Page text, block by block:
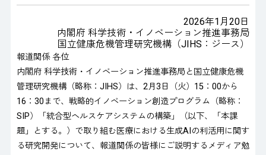
2026年1月20日
内閣府 科学技術・イノベーション推進事務局
国立健康危機管理研究機構（JIHS：ジース）
報道関係 各位
内閣府 科学技術・イノベーション推進事務局と国立健康危機
管理研究機構（略称：JIHS）は、2月3日（火）15：00から
16：30まで、戦略的イノベーション創造プログラム（略称：
SIP）「統合型ヘルスケアシステムの構築」（以下、「本課
題」とする。）で取り組む医療における生成AIの利活用に関す
る研究開発について、報道関係の皆様にご説明するメディア勉